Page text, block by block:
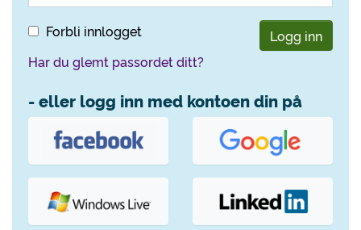
Forbli innlogget
Logg inn
Har du glemt passordet ditt?
- eller logg inn med kontoen din på